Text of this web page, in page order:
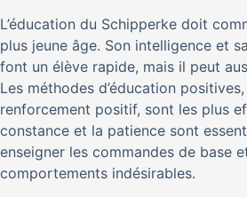
L’éducation du Schipperke doit
plus jeune âge. Son intelligence et
font un élève rapide, mais il peut
Les méthodes d’éducation
renforcement positif, sont les plus
constance et la patience sont
enseigner les commandes de base
comportements indésirables.